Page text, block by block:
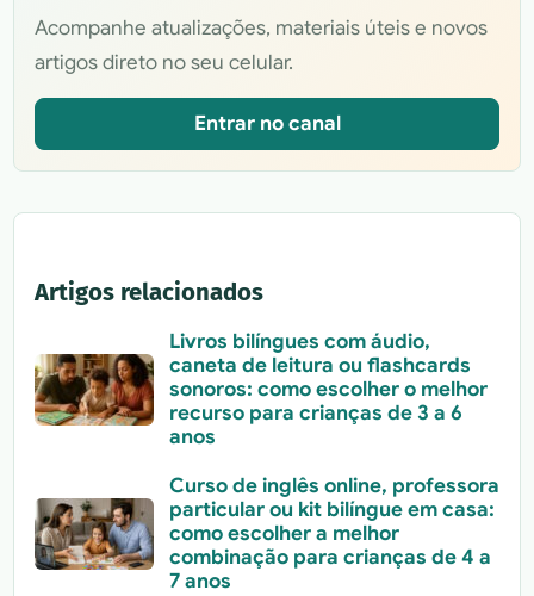
Acompanhe atualizações, materiais úteis e novos
artigos direto no seu celular.
Entrar no canal
Artigos relacionados
Livros bilíngues com áudio,
caneta de leitura ou flashcards
sonoros: como escolher o melhor
recurso para crianças de 3 a 6
anos
Curso de inglês online, professora
particular ou kit bilíngue em casa:
como escolher a melhor
combinação para crianças de 4 a
7 anos